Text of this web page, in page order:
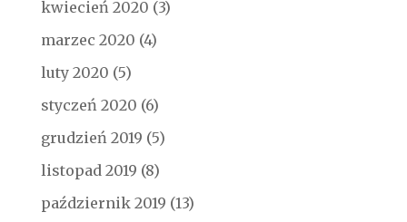
kwiecień 2020 (3)
marzec 2020 (4)
luty 2020 (5)
styczeń 2020 (6)
grudzień 2019 (5)
listopad 2019 (8)
październik 2019 (13)